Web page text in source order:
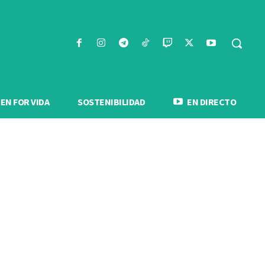
FOR VIDA SOSTENIBILIDAD EN DIRECTO